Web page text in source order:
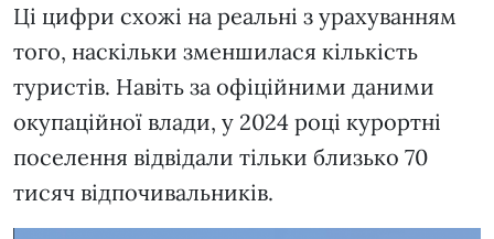
Ці цифри схожі на реальні з урахуванням
того, наскільки зменшилася кількість
туристів. Навіть за офіційними даними
окупаційної влади, у 2024 році курортні
поселення відвідали тільки близько 70
тисяч відпочивальників.